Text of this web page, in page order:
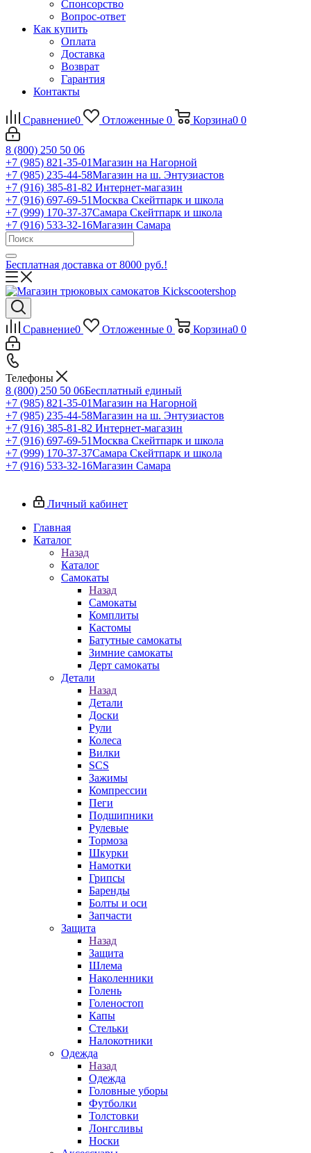
Спонсорство
Вопрос-ответ
Как купить
Оплата
Доставка
Возврат
Гарантия
Контакты
Сравнение0 Отложенные 0 Корзина0 0
8 (800) 250 50 06
+7 (985) 821-35-01Магазин на Нагорной
+7 (985) 235-44-58Магазин на ш. Энтузиастов
+7 (916) 385-81-82 Интернет-магазин
+7 (916) 697-69-51Москва Скейтпарк и школа
+7 (999) 170-37-37Самара Скейтпарк и школа
+7 (916) 533-32-16Магазин Самара
Бесплатная доставка от 8000 руб.!
Сравнение0 Отложенные 0 Корзина0 0
Телефоны
8 (800) 250 50 06Бесплатный единый
+7 (985) 821-35-01Магазин на Нагорной
+7 (985) 235-44-58Магазин на ш. Энтузиастов
+7 (916) 385-81-82 Интернет-магазин
+7 (916) 697-69-51Москва Скейтпарк и школа
+7 (999) 170-37-37Самара Скейтпарк и школа
+7 (916) 533-32-16Магазин Самара
Личный кабинет
Главная
Каталог
Назад
Каталог
Самокаты
Назад
Самокаты
Комплиты
Кастомы
Батутные самокаты
Зимние самокаты
Дерт самокаты
Детали
Назад
Детали
Доски
Рули
Колеса
Вилки
SCS
Зажимы
Компрессии
Пеги
Подшипники
Рулевые
Тормоза
Шкурки
Намотки
Грипсы
Баренды
Болты и оси
Запчасти
Защита
Назад
Защита
Шлема
Наколенники
Голень
Голеностоп
Капы
Стельки
Налокотники
Одежда
Назад
Одежда
Головные уборы
Футболки
Толстовки
Лонгсливы
Носки